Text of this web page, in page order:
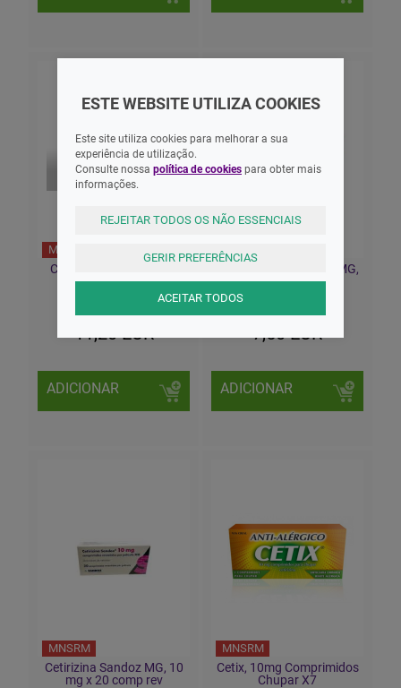
MNSRM
Cêgripe, 1/500 mg x 20
comp
11,20 EUR
ADICIONAR
MNSRM
Cetirizina ratiopharm MG,
10mg Comprimidos
7,50 EUR
ADICIONAR
MNSRM
Cetirizina Sandoz MG, 10
mg x 20 comp rev
MNSRM
Cetix, 10mg Comprimidos
Chupar X7
ESTE WEBSITE UTILIZA COOKIES
Este site utiliza cookies para melhorar a sua
experiência de utilização.
Consulte nossa política de cookies para obter mais
informações.
REJEITAR TODOS OS NÃO ESSENCIAIS
GERIR PREFERÊNCIAS
ACEITAR TODOS